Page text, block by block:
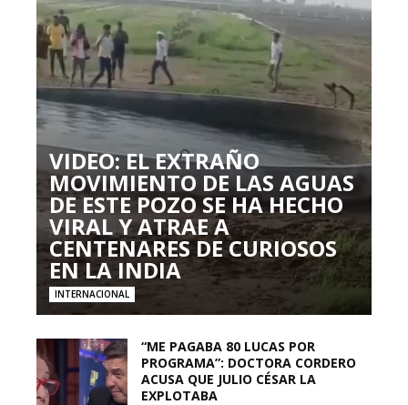
VIDEO: EL EXTRAÑO
MOVIMIENTO DE LAS AGUAS
DE ESTE POZO SE HA HECHO
VIRAL Y ATRAE A
CENTENARES DE CURIOSOS
EN LA INDIA
INTERNACIONAL
“ME PAGABA 80 LUCAS POR
PROGRAMA”: DOCTORA CORDERO
ACUSA QUE JULIO CÉSAR LA
EXPLOTABA